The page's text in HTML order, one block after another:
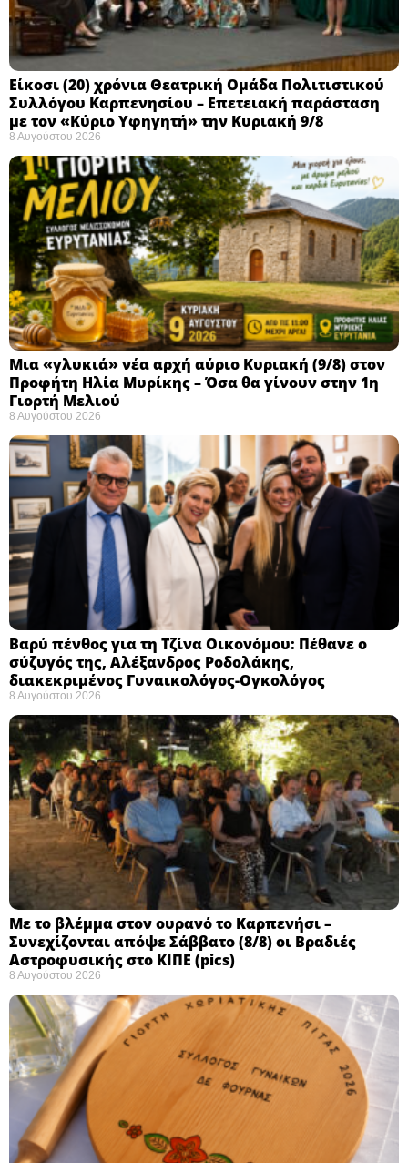
Eίκοσι (20) χρόνια Θεατρική Ομάδα Πολιτιστικού
Συλλόγου Καρπενησίου – Επετειακή παράσταση
με τον «Κύριο Υφηγητή» την Κυριακή 9/8
8 Αυγούστου 2026
Μια «γλυκιά» νέα αρχή αύριο Κυριακή (9/8) στον
Προφήτη Ηλία Μυρίκης – Όσα θα γίνουν στην 1η
Γιορτή Μελιού
8 Αυγούστου 2026
Βαρύ πένθος για τη Τζίνα Οικονόμου: Πέθανε ο
σύζυγός της, Αλέξανδρος Ροδολάκης,
διακεκριμένος Γυναικολόγος-Ογκολόγος
8 Αυγούστου 2026
Με το βλέμμα στον ουρανό το Καρπενήσι –
Συνεχίζονται απόψε Σάββατο (8/8) οι Βραδιές
Αστροφυσικής στο ΚΙΠΕ (pics)
8 Αυγούστου 2026